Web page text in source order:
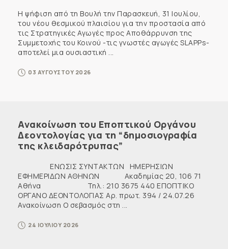
Η ψήφιση από τη Βουλή την Παρασκευή, 31 Ιουλίου,
του νέου θεσμικού πλαισίου για την προστασία από
τις Στρατηγικές Αγωγές προς Αποθάρρυνση της
Συμμετοχής του Κοινού -τις γνωστές αγωγές SLAPPs-
αποτελεί μια ουσιαστική ...
03 ΑΥΓΟΥΣΤΟΥ 2026
Ανακοίνωση του Εποπτικού Οργάνου
Δεοντολογίας για τη “δημοσιογραφία
της κλειδαρότρυπας”
ΕΝΩΣΙΣ ΣΥΝΤΑΚΤΩΝ ΗΜΕΡΗΣΙΩΝ
ΕΦΗΜΕΡΙΔΩΝ ΑΘΗΝΩΝ Ακαδημίας 20, 106 71
Αθήνα Τηλ.: 210 3675 440 ΕΠΟΠΤΙΚΟ
ΟΡΓΑΝΟ ΔΕΟΝΤΟΛΟΓΙΑΣ Αρ. πρωτ. 394 / 24.07.26
Ανακοίνωση Ο σεβασμός στη ...
24 ΙΟΥΛΙΟΥ 2026